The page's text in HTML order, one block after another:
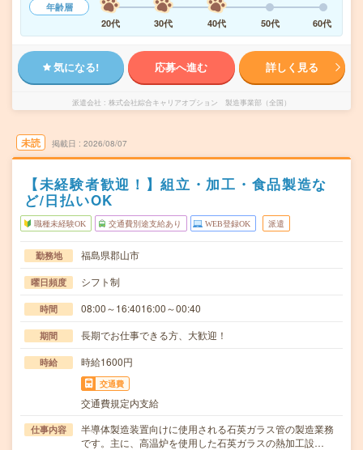
年齢層
20代
30代 40代 50代 60代
気になる! 応募へ進む 詳しく見る
派遣会社 株式会社綜合キャリアオプション 製造事業部（全国）
未読 掲載日 2026/08/07
【未経験者歓迎！】組立・加工・食品製造な
ど/日払いOK
職種未経験OK 交通費別途支給あり WEB登録OK 派遣
勤務地 福島県郡山市
曜日頻度 シフト制
時間 08:00～16:4016:00～00:40
期間 長期でお仕事できる方、大歓迎！
時給 時給1600円
交通費
交通費規定内支給
仕事内容
半導体製造装置向けに使用される石英ガラス管の製造業務
です。主に、高温炉を使用した石英ガラスの熱加工設…